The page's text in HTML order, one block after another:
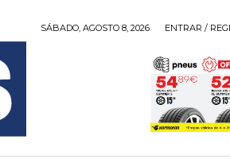
SÁBADO, AGOSTO 8, 2026 ENTRAR /